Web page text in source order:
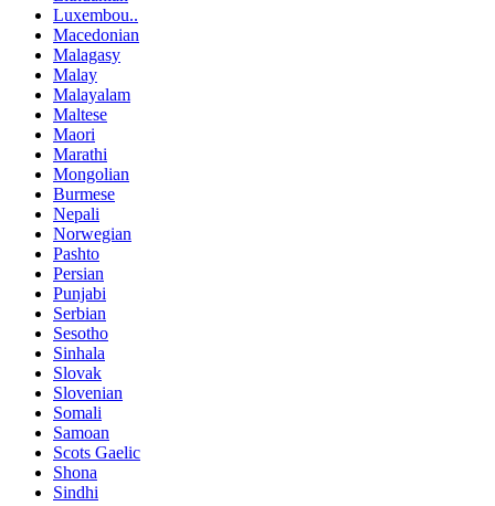
Luxembou..
Macedonian
Malagasy
Malay
Malayalam
Maltese
Maori
Marathi
Mongolian
Burmese
Nepali
Norwegian
Pashto
Persian
Punjabi
Serbian
Sesotho
Sinhala
Slovak
Slovenian
Somali
Samoan
Scots Gaelic
Shona
Sindhi